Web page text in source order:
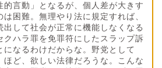
的言動」となるが、個人差が大きす
困難。無理やり法に規定すれば、
出して社会が正常に機能しなくなる
クハラ罪を免罪符にしたスラップ訴
なるわけだからな。野党として
ほど、欲しい法律だろうな。こんな